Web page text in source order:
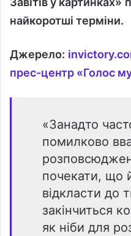
найкоротші терміни.
Джерело: invictory.
прес-центр «Голос
«Занадто
помилково
почекати, що
відкласти до
закінчиться
як ніби для